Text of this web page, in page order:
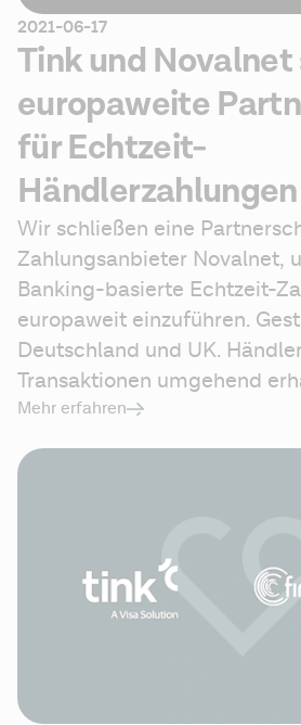
2021-06-17
Tink und
europaweite
für Echtzeit-
Händlerzahlungen
Wir schließen eine
Zahlungsanbieter Novalnet,
Banking-basierte Echtzeit-
europaweit einzuführen.
Deutschland und UK.
Transaktionen umgehend
Mehr erfahren